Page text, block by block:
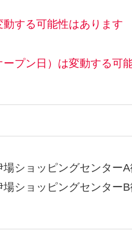
する可能性はあります
プン日）は変動する可
場ショッピングセンターA
場ショッピングセンターB